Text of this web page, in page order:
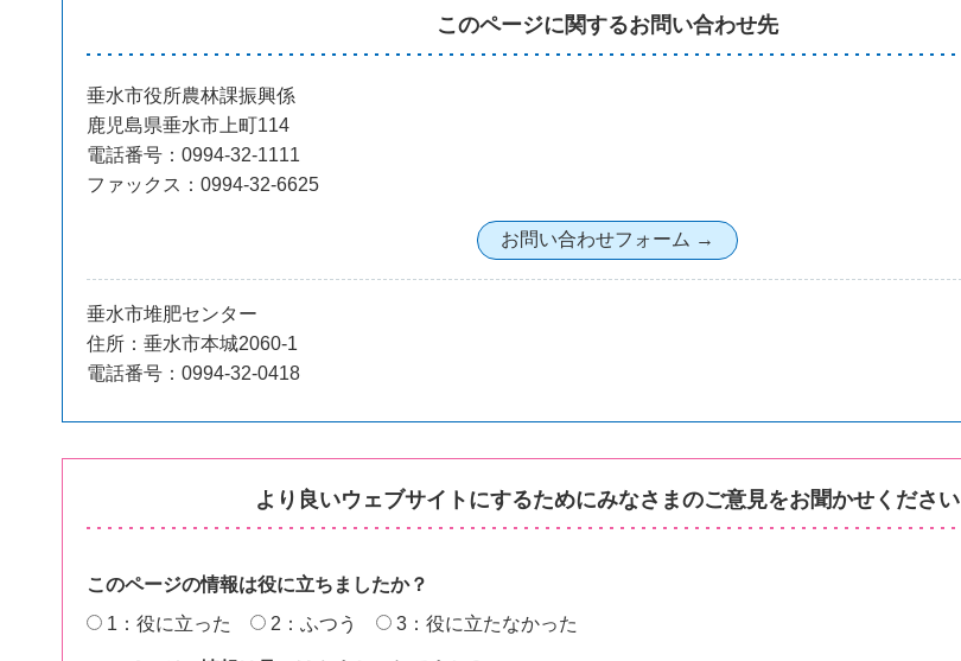
このページに関するお問い合わせ先
垂水市役所農林課振興係
鹿児島県垂水市上町114
電話番号：0994-32-1111
ファックス：0994-32-6625
垂水市堆肥センター
住所：垂水市本城2060-1
電話番号：0994-32-0418
より良いウェブサイトにするためにみなさまのご意見をお聞かせください
このページの情報は役に立ちましたか？
1：役に立った
2：ふつう 3：役に立たなかった